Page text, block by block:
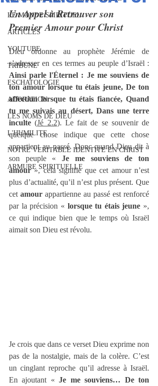
LE MONDE SPIRITUEL
ARTICLES
YOUTUBE
TRIBUNE
ESCHATOLOGIE
ADORATION
LES NOMS DE DIEU
L'HUMILITE
NOTRE VERITABLE IDENTITE EN CHRIST
ARMURE SPIRITUELLE
Un Appel à Retrouver son
Premier Amour pour Christ
Dieu ordonne au prophète Jérémie de
s’adresser en ces termes au peuple d’Israël :
Ainsi parle l'Éternel : Je me souviens de
ton amour lorsque tu étais jeune, De ton
affection lorsque tu étais fiancée, Quand
tu me suivais au désert, Dans une terre
inculte (Jé 2.2). Le fait de se souvenir de
quelque chose indique que cette chose
appartient au passé. Donc quand Dieu dit à
son peuple « Je me souviens de ton
amour », cela signifie que cet amour n’est
plus d’actualité, qu’il n’est plus présent. Que
cet amour appartienne au passé est renforcé
par la précision « lorsque tu étais jeune »,
ce qui indique bien que le temps où Israël
aimait son Dieu est révolu.
Je crois que dans ce verset Dieu exprime non
pas de la nostalgie, mais de la colère. C’est
un cinglant reproche qu’il adresse à Israël.
En ajoutant « Je me souviens… De ton